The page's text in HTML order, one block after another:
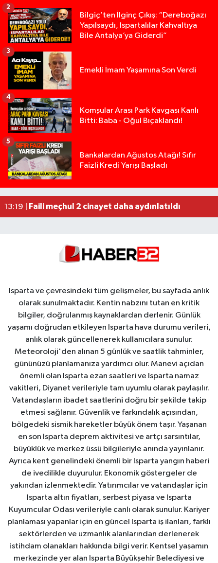
Bilgiç’ten İlginç Çıkış: “Dereboğazı
Yapılsaydı, Ispartalılar Kahvaltıya
Bile Antalya’ya Giderdi”
2
Emekli İmam Yaşamına Son Verdi
3
Komşular Arası Park Kavgası Kanlı
Bitti: Baba - Oğul Bıçaklandı!
4
Bankalardan Ağustos Atağı! Sıfır
Faizli Kredi Yarışı Başladı
5
19:36 |Isparta’da Silah Operasyonu: 165 Tabanca Ele
17:18 | Anız Yangını Kazaya Neden Oldu: 13 Araç
17:08 |Alevlere Teslim Olan Gecekondu Kullanılamaz
13:19 |
Faili meçhul 2 cinayet daha aydınlatıldı
Isparta ve çevresindeki tüm gelişmeler, bu sayfada anlık
olarak sunulmaktadır. Kentin nabzını tutan en kritik
bilgiler, doğrulanmış kaynaklardan derlenir. Günlük
yaşamı doğrudan etkileyen Isparta hava durumu verileri,
anlık olarak güncellenerek kullanıcılara sunulur.
Meteoroloji'den alınan 5 günlük ve saatlik tahminler,
gününüzü planlamanıza yardımcı olur. Manevi açıdan
önemli olan Isparta ezan saatleri ve Isparta namaz
vakitleri, Diyanet verileriyle tam uyumlu olarak paylaşılır.
Vatandaşların ibadet saatlerini doğru bir şekilde takip
etmesi sağlanır. Güvenlik ve farkındalık açısından,
bölgedeki sismik hareketler büyük önem taşır. Yaşanan
en son Isparta deprem aktivitesi ve artçı sarsıntılar,
büyüklük ve merkez üssü bilgileriyle anında yayınlanır.
Ayrıca kent genelindeki önemli bir Isparta yangın haberi
de ivedilikle duyurulur. Ekonomik göstergeler de
yakından izlenmektedir. Yatırımcılar ve vatandaşlar için
Isparta altın fiyatları, serbest piyasa ve Isparta
Kuyumcular Odası verileriyle canlı olarak sunulur. Kariyer
planlaması yapanlar için en güncel Isparta iş ilanları, farklı
sektörlerden ve uzmanlık alanlarından derlenerek
istihdam olanakları hakkında bilgi verir. Kentsel yaşamın
merkezinde yer alan Isparta Büyükşehir Belediyesi ve